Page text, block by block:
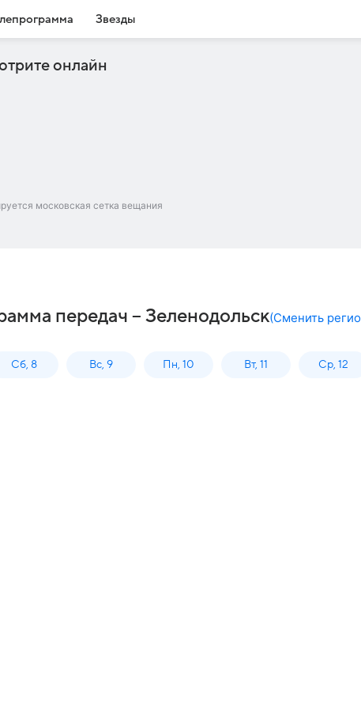
Звезды
онлайн
московская сетка вещания
передач – Зеленодольск(Сменить
Сб, 8 Вс, 9 Пн, 10 Вт, 11 Ср, 12